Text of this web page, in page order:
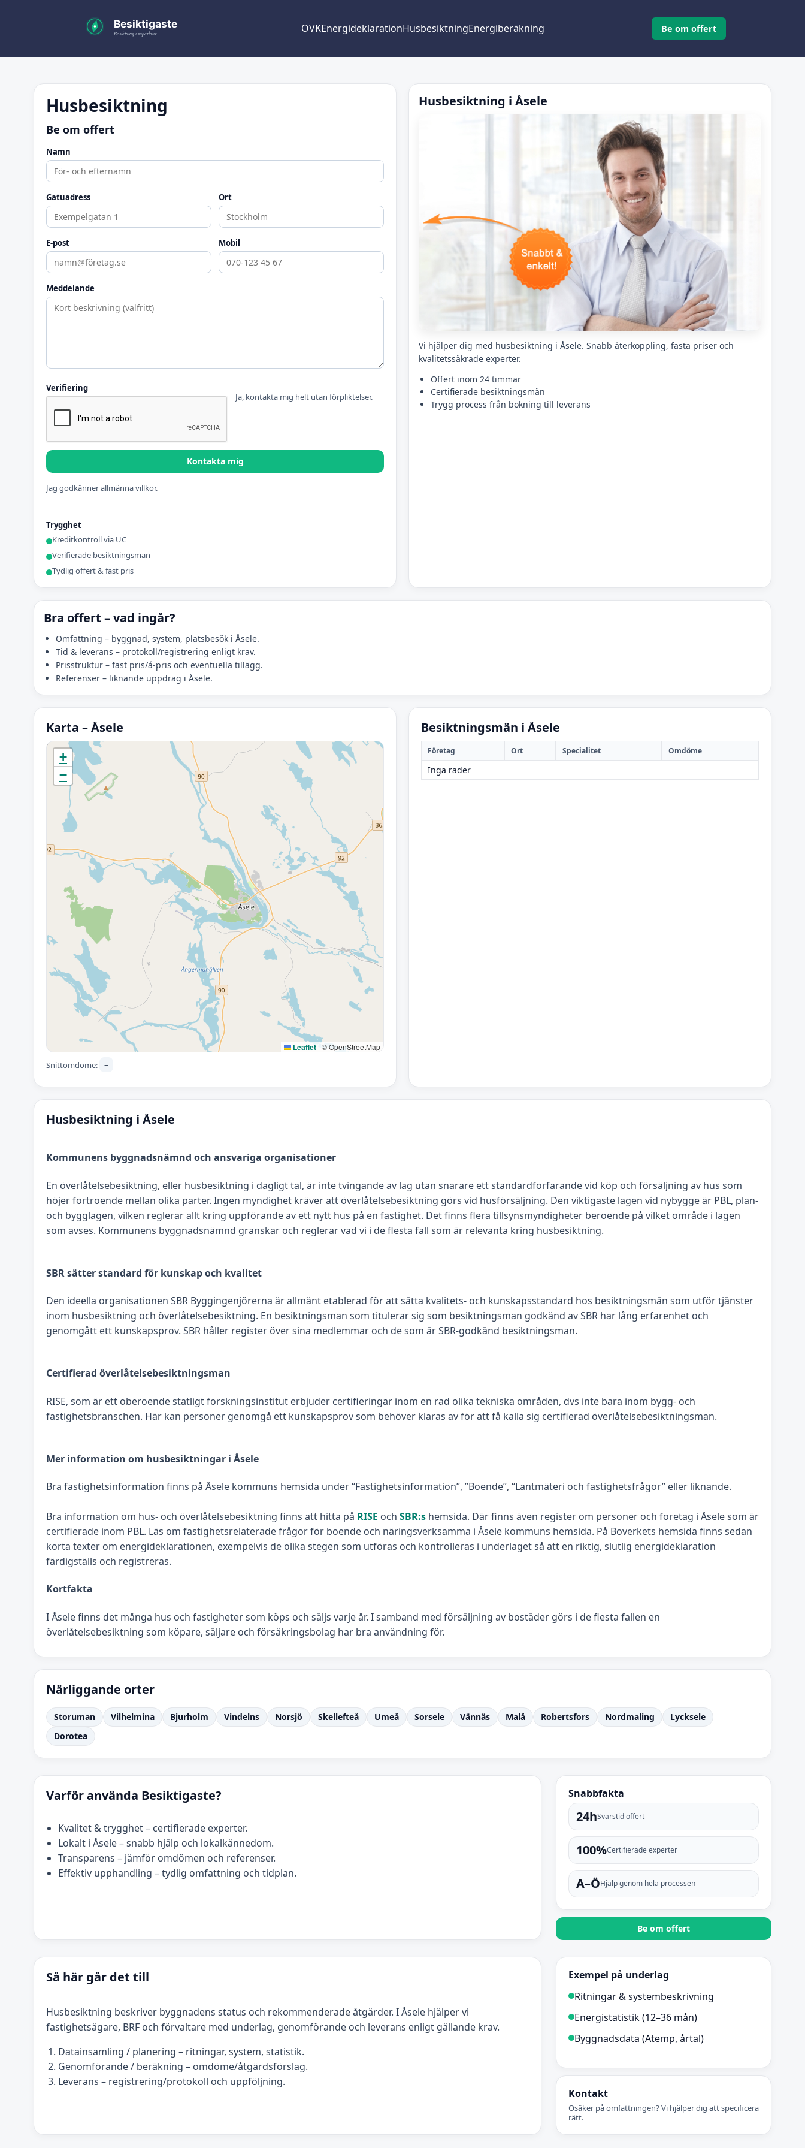
OVKEnergideklarationHusbesiktningEnergiberäkning Be om offert
Husbesiktning
Be om offert
Namn
Gatuadress Ort
E-post Mobil
Meddelande
Verifiering
Ja, kontakta mig helt utan förpliktelser.
Kontakta mig
Jag godkänner allmänna villkor.
Trygghet
Kreditkontroll via UC
Verifierade besiktningsmän
Tydlig offert & fast pris
Husbesiktning i Åsele
Vi hjälper dig med husbesiktning i Åsele. Snabb återkoppling, fasta priser och
kvalitetssäkrade experter.
Offert inom 24 timmar
Certifierade besiktningsmän
Trygg process från bokning till leverans
Bra offert – vad ingår?
Omfattning – byggnad, system, platsbesök i Åsele.
Tid & leverans – protokoll/registrering enligt krav.
Prisstruktur – fast pris/á-pris och eventuella tillägg.
Referenser – liknande uppdrag i Åsele.
Karta – Åsele
Initierar karta…
+
−
Leaflet | © OpenStreetMap
Snittomdöme: –
Besiktningsmän i Åsele
Företag Ort Specialitet Omdöme
Inga rader
Husbesiktning i Åsele
Kommunens byggnadsnämnd och ansvariga organisationer
En överlåtelsebesiktning, eller husbesiktning i dagligt tal, är inte tvingande av lag utan snarare ett standardförfarande vid köp och försäljning av hus som
höjer förtroende mellan olika parter. Ingen myndighet kräver att överlåtelsebesiktning görs vid husförsäljning. Den viktigaste lagen vid nybygge är PBL, plan-
och bygglagen, vilken reglerar allt kring uppförande av ett nytt hus på en fastighet. Det finns flera tillsynsmyndigheter beroende på vilket område i lagen
som avses. Kommunens byggnadsnämnd granskar och reglerar vad vi i de flesta fall som är relevanta kring husbesiktning.
SBR sätter standard för kunskap och kvalitet
Den ideella organisationen SBR Byggingenjörerna är allmänt etablerad för att sätta kvalitets- och kunskapsstandard hos besiktningsmän som utför tjänster
inom husbesiktning och överlåtelsebesiktning. En besiktningsman som titulerar sig som besiktningsman godkänd av SBR har lång erfarenhet och
genomgått ett kunskapsprov. SBR håller register över sina medlemmar och de som är SBR-godkänd besiktningsman.
Certifierad överlåtelsebesiktningsman
RISE, som är ett oberoende statligt forskningsinstitut erbjuder certifieringar inom en rad olika tekniska områden, dvs inte bara inom bygg- och
fastighetsbranschen. Här kan personer genomgå ett kunskapsprov som behöver klaras av för att få kalla sig certifierad överlåtelsebesiktningsman.
Mer information om husbesiktningar i Åsele
Bra fastighetsinformation finns på Åsele kommuns hemsida under “Fastighetsinformation”, ”Boende”, “Lantmäteri och fastighetsfrågor” eller liknande.
Bra information om hus- och överlåtelsebesiktning finns att hitta på RISE och SBR:s hemsida. Där finns även register om personer och företag i Åsele som är
certifierade inom PBL. Läs om fastighetsrelaterade frågor för boende och näringsverksamma i Åsele kommuns hemsida. På Boverkets hemsida finns sedan
korta texter om energideklarationen, exempelvis de olika stegen som utföras och kontrolleras i underlaget så att en riktig, slutlig energideklaration
färdigställs och registreras.
Kortfakta
I Åsele finns det många hus och fastigheter som köps och säljs varje år. I samband med försäljning av bostäder görs i de flesta fallen en
överlåtelsebesiktning som köpare, säljare och försäkringsbolag har bra användning för.
Närliggande orter
Storuman Vilhelmina Bjurholm Vindelns Norsjö Skellefteå Umeå Sorsele Vännäs Malå Robertsfors Nordmaling
Lycksele
Dorotea
Varför använda Besiktigaste?
Kvalitet & trygghet – certifierade experter.
Lokalt i Åsele – snabb hjälp och lokalkännedom.
Transparens – jämför omdömen och referenser.
Effektiv upphandling – tydlig omfattning och tidplan.
Snabbfakta
24hSvarstid offert
100%Certifierade experter
A–ÖHjälp genom hela processen
Be om offert
Så här går det till
Husbesiktning beskriver byggnadens status och rekommenderade åtgärder. I Åsele hjälper vi
fastighetsägare, BRF och förvaltare med underlag, genomförande och leverans enligt gällande krav.
Datainsamling / planering – ritningar, system, statistik.
Genomförande / beräkning – omdöme/åtgärdsförslag.
Leverans – registrering/protokoll och uppföljning.
Exempel på underlag
Ritningar & systembeskrivning
Energistatistik (12–36 mån)
Byggnadsdata (Atemp, årtal)
Kontakt
Osäker på omfattningen? Vi hjälper dig att specificera
rätt.